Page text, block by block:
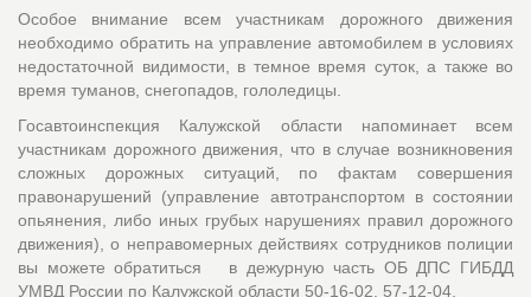
Особое внимание всем участникам дорожного движения
необходимо обратить на управление автомобилем в условиях
недостаточной видимости, в темное время суток, а также во
время туманов, снегопадов, гололедицы.
Госавтоинспекция Калужской области напоминает всем
участникам дорожного движения, что в случае возникновения
сложных дорожных ситуаций, по фактам совершения
правонарушений (управление автотранспортом в состоянии
опьянения, либо иных грубых нарушениях правил дорожного
движения), о неправомерных действиях сотрудников полиции
вы можете обратиться в дежурную часть ОБ ДПС ГИБДД
УМВД России по Калужской области 50-16-02, 57-12-04.